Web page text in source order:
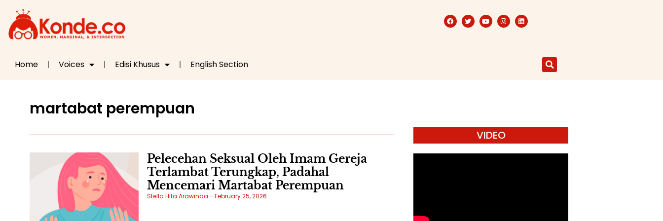
Home Voices Edisi Khusus English Section
martabat perempuan
Pelecehan Seksual Oleh Imam Gereja
Terlambat Terungkap, Padahal
Mencemari Martabat Perempuan
Stella Hita Arawinda February 25, 2026
VIDEO